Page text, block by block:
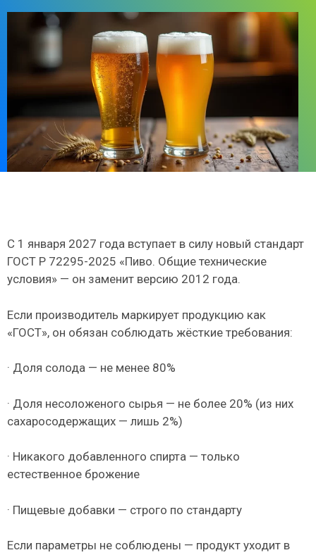
С 1 января 2027 года вступает в силу новый стандарт
ГОСТ Р 72295-2025 «Пиво. Общие технические
условия» — он заменит версию 2012 года.
Если производитель маркирует продукцию как
«ГОСТ», он обязан соблюдать жёсткие требования:
· Доля солода — не менее 80%
· Доля несоложеного сырья — не более 20% (из них
сахаросодержащих — лишь 2%)
· Никакого добавленного спирта — только
естественное брожение
· Пищевые добавки — строго по стандарту
Если параметры не соблюдены — продукт уходит в